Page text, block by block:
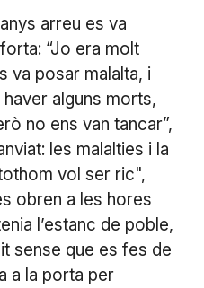
arreu es va
“Jo era molt
va posar malalta, i
alguns morts,
no ens van tancar”,
les malalties i la
vol ser ric",
obren a les hores
l’estanc de poble,
sense que es fes de
a la porta per